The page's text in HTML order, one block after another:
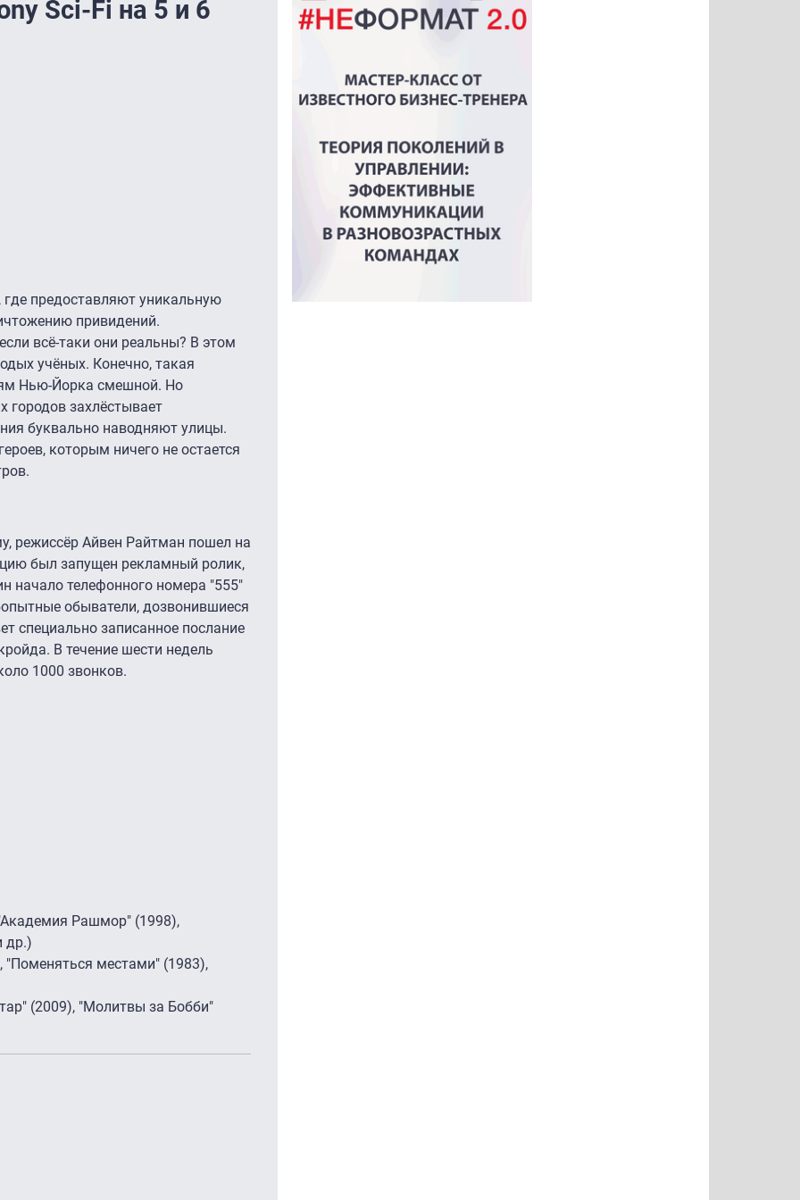
Sci-Fi на 5 и 6
предоставляют уникальную
привидений.
всё-таки они реальны? В этом
учёных. Конечно, такая
Нью-Йорка смешной. Но
городов захлёстывает
буквально наводняют улицы.
которым ничего не остается
режиссёр Айвен Райтман пошел на
был запущен рекламный ролик,
начало телефонного номера "555"
обыватели, дозвонившиеся
специально записанное послание
В течение шести недель
1000 звонков.
Рашмор" (1998),
др.)
местами" (1983),
(2009), "Молитвы за Бобби"